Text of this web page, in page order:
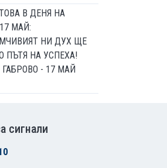
В ДЕНЯ НА
МАЙ:
НИ ДУХ ЩЕ
ПЪТЯ НА УСПЕХА!
- 17 МАЙ
сигнали